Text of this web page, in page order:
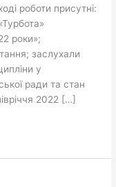
роботи присутні:
роки»;
заслухали
у
ради та стан
2022 […]